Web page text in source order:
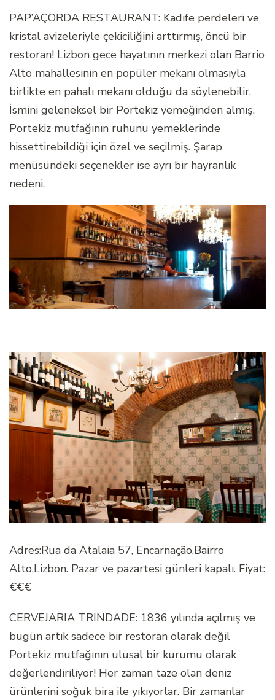
PAP’AÇORDA RESTAURANT: Kadife perdeleri ve
kristal avizeleriyle çekiciliğini arttırmış, öncü bir
restoran! Lizbon gece hayatının merkezi olan Barrio
Alto mahallesinin en popüler mekanı olmasıyla
birlikte en pahalı mekanı olduğu da söylenebilir.
İsmini geleneksel bir Portekiz yemeğinden almış.
Portekiz mutfağının ruhunu yemeklerinde
hissettirebildiği için özel ve seçilmiş. Şarap
menüsündeki seçenekler ise ayrı bir hayranlık
nedeni.
Adres:Rua da Atalaia 57, Encarnação,Bairro
Alto,Lizbon. Pazar ve pazartesi günleri kapalı. Fiyat:
€€€
CERVEJARIA TRINDADE: 1836 yılında açılmış ve
bugün artık sadece bir restoran olarak değil
Portekiz mutfağının ulusal bir kurumu olarak
değerlendiriliyor! Her zaman taze olan deniz
ürünlerini soğuk bira ile yıkıyorlar. Bir zamanlar